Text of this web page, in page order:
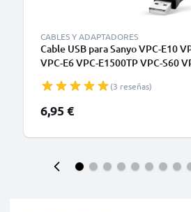
CABLES Y ADAPTADORES
Cable USB para Sanyo VPC-E10
VPC-E6 VPC-E1500TP VPC-S60
(3 reseñas)
6,95 €